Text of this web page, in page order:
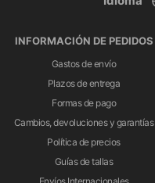
INFORMACIÓN DE PEDIDOS
Gastos de envío
Plazos de entrega
Formas de pago
Cambios, devoluciones y garantías
Política de precios
Guías de tallas